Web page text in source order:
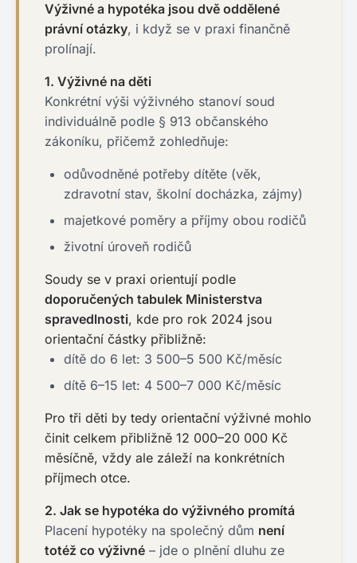
Výživné a hypotéka jsou dvě oddělené
právní otázky, i když se v praxi finančně
prolínají.
1. Výživné na děti
Konkrétní výši výživného stanoví soud
individuálně podle § 913 občanského
zákoníku, přičemž zohledňuje:
odůvodněné potřeby dítěte (věk,
zdravotní stav, školní docházka, zájmy)
majetkové poměry a příjmy obou rodičů
životní úroveň rodičů
Soudy se v praxi orientují podle
doporučených tabulek Ministerstva
spravedlnosti, kde pro rok 2024 jsou
orientační částky přibližně:
dítě do 6 let: 3 500–5 500 Kč/měsíc
dítě 6–15 let: 4 500–7 000 Kč/měsíc
Pro tři děti by tedy orientační výživné mohlo
činit celkem přibližně 12 000–20 000 Kč
měsíčně, vždy ale záleží na konkrétních
příjmech otce.
2. Jak se hypotéka do výživného promítá
Placení hypotéky na společný dům není
totéž co výživné – jde o plnění dluhu ze